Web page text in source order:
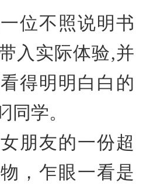
位不照说明书
入实际体验,并
得明明白白的
同学。
朋友的一份超
，乍眼一看是